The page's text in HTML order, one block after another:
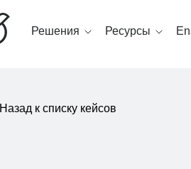
Решения Ресурсы
Назад к списку кейсов